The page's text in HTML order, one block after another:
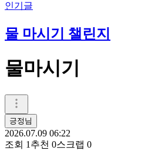
인기글
물 마시기 챌린지
물마시기
긍정님
2026.07.09 06:22
조회 1 추천 0스크랩 0